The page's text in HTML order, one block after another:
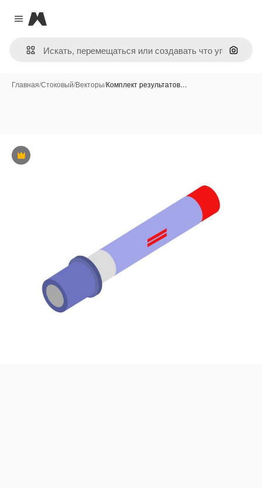
Close menu
Magnific
Поиск
Главная/Стоковый/Векторы/Комплект результатов…
Премиум